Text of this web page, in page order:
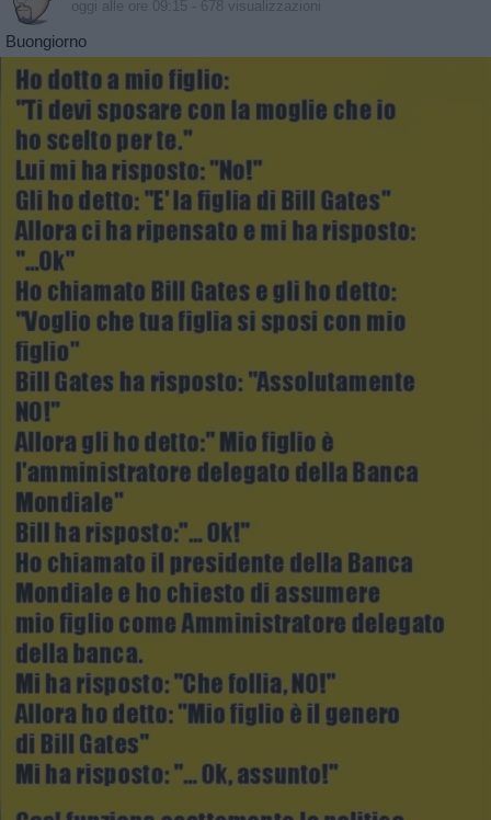
oggi alle ore 09:15 - 678 visualizzazioni
Buongiorno